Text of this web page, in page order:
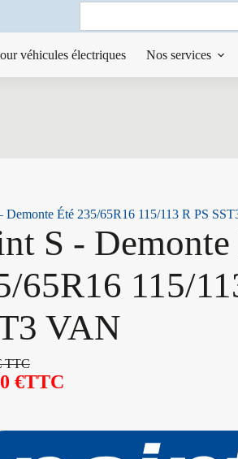
Search
véhicules électriques Nos services
Demonte Été 235/65R16 115/113 R PS
S - Demonte
65R16 115/
VAN
TTC
€TTC